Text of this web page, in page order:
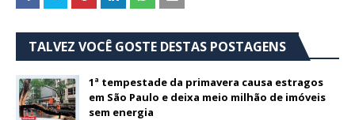
TALVEZ VOCÊ GOSTE DESTAS POSTAGENS
1ª tempestade da primavera causa estragos
em São Paulo e deixa meio milhão de imóveis
sem energia